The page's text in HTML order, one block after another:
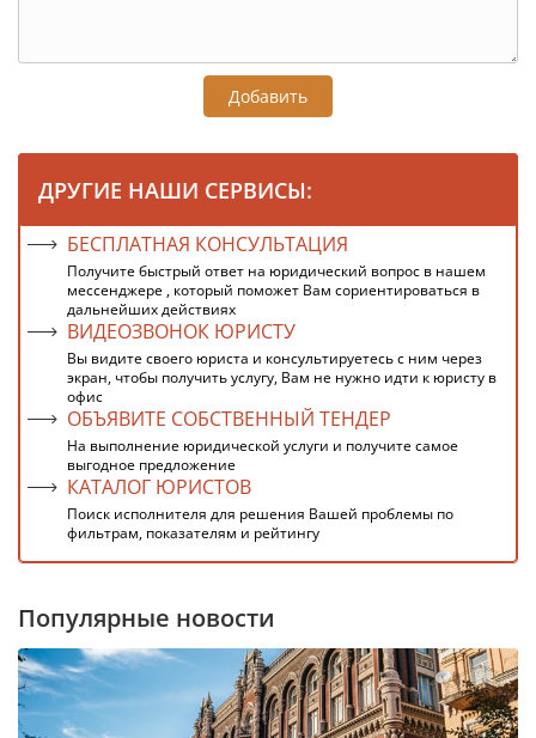
Добавить
ДРУГИЕ НАШИ СЕРВИСЫ:
БЕСПЛАТНАЯ КОНСУЛЬТАЦИЯ
Получите быстрый ответ на юридический вопрос в нашем
мессенджере , который поможет Вам сориентироваться в
дальнейших действиях
ВИДЕОЗВОНОК ЮРИСТУ
Вы видите своего юриста и консультируетесь с ним через
экран, чтобы получить услугу, Вам не нужно идти к юристу в
офис
ОБЪЯВИТЕ СОБСТВЕННЫЙ ТЕНДЕР
На выполнение юридической услуги и получите самое
выгодное предложение
КАТАЛОГ ЮРИСТОВ
Поиск исполнителя для решения Вашей проблемы по
фильтрам, показателям и рейтингу
Популярные новости